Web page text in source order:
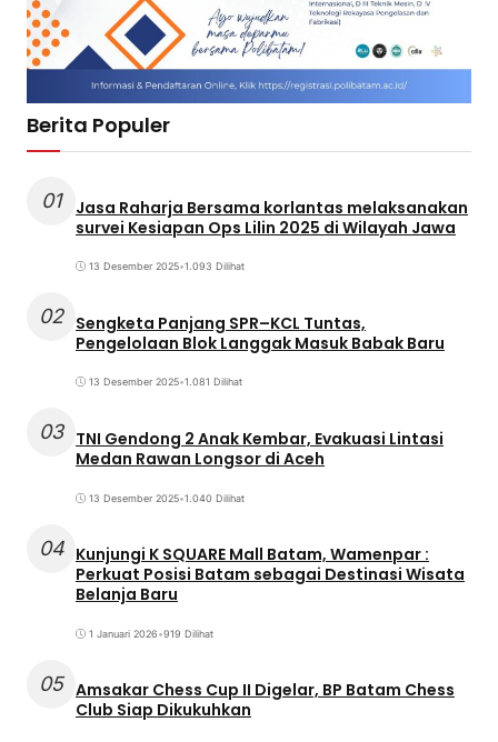
Berita Populer
01
Jasa Raharja Bersama korlantas melaksanakan
survei Kesiapan Ops Lilin 2025 di Wilayah Jawa
13 Desember 2025•1.093 Dilihat
02 Sengketa Panjang SPR–KCL Tuntas,
Pengelolaan Blok Langgak Masuk Babak Baru
13 Desember 2025•1.081 Dilihat
03 TNI Gendong 2 Anak Kembar, Evakuasi Lintasi
Medan Rawan Longsor di Aceh
13 Desember 2025•1.040 Dilihat
04 Kunjungi K SQUARE Mall Batam, Wamenpar :
Perkuat Posisi Batam sebagai Destinasi Wisata
Belanja Baru
1 Januari 2026•919 Dilihat
05 Amsakar Chess Cup II Digelar, BP Batam Chess
Club Siap Dikukuhkan